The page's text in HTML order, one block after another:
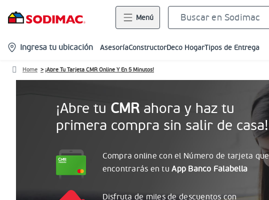
Menú
location-
icon
Ingresa tu ubicación AsesoríaConstructorDeco HogarTipos de Entrega
Home ¡Abre Tu Tarjeta CMR Online Y En 5 Minutos!
¡Abre tu CMR ahora y haz tu
primera compra sin salir de casa!
Compra online con el Número de tarjeta que
encontrarás en tu App Banco Falabella
Disfruta de miles de descuentos con